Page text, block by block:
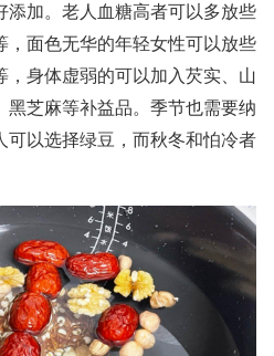
添加。老人血糖高者可以多放些
，面色无华的年轻女性可以放些
，身体虚弱的可以加入芡实、山
黑芝麻等补益品。季节也需要纳
可以选择绿豆，而秋冬和怕冷者